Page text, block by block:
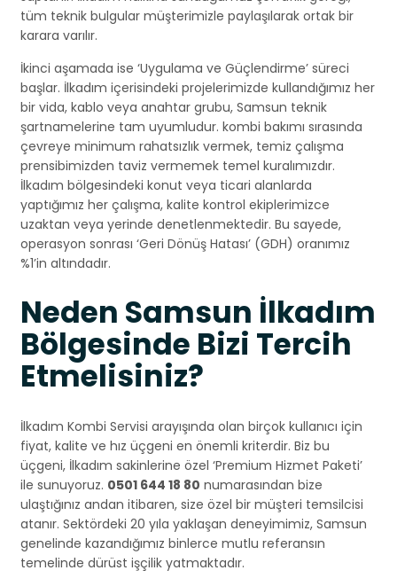
tüm teknik bulgular müşterimizle paylaşılarak ortak bir
karara varılır.
İkinci aşamada ise ‘Uygulama ve Güçlendirme’ süreci
başlar. İlkadım içerisindeki projelerimizde kullandığımız her
bir vida, kablo veya anahtar grubu, Samsun teknik
şartnamelerine tam uyumludur. kombi bakımı sırasında
çevreye minimum rahatsızlık vermek, temiz çalışma
prensibimizden taviz vermemek temel kuralımızdır.
İlkadım bölgesindeki konut veya ticari alanlarda
yaptığımız her çalışma, kalite kontrol ekiplerimizce
uzaktan veya yerinde denetlenmektedir. Bu sayede,
operasyon sonrası ‘Geri Dönüş Hatası’ (GDH) oranımız
%1’in altındadır.
Neden Samsun İlkadım
Bölgesinde Bizi Tercih
Etmelisiniz?
İlkadım Kombi Servisi arayışında olan birçok kullanıcı için
fiyat, kalite ve hız üçgeni en önemli kriterdir. Biz bu
üçgeni, İlkadım sakinlerine özel ‘Premium Hizmet Paketi’
ile sunuyoruz. 0501 644 18 80 numarasından bize
ulaştığınız andan itibaren, size özel bir müşteri temsilcisi
atanır. Sektördeki 20 yıla yaklaşan deneyimimiz, Samsun
genelinde kazandığımız binlerce mutlu referansın
temelinde dürüst işçilik yatmaktadır.